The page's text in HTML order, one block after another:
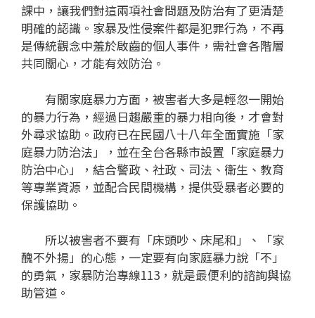
課中，讓我們對這兩項社會問題及防治有了更清楚
明確的認識。家暴及性侵案件都是犯罪行為，不再
是傳統觀念中羞於啟齒的個人事件，需社會各階層
共同關心，才能有效防治。
有關家庭暴力方面，被害者大多是輕忽一開始
的暴力行為，經過日趨嚴重的暴力相向後，才會對
外尋求協助。政府已在民國八十八年全面實施「家
庭暴力防治法」，並在全台各縣市設置「家庭暴力
防治中心」，結合警政、社政、司法、衛生、教育
等專業資源，並配合民間機構，提供受暴者必要的
保護協助。
所以被害者不要有「床頭吵、床尾和」、「家
醜不外揚」的心態，一定要有向家庭暴力說「不」
的勇氣，家暴防治專線113，就是最便利的諮詢與協
助管道。